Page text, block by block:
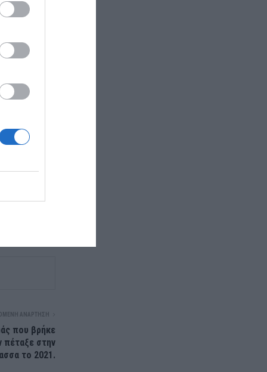
πως
να
με τη
πλοία.
ΑΝΆΡΤΗΣΗ
που βρήκε
πέταξε στην
το 2021.